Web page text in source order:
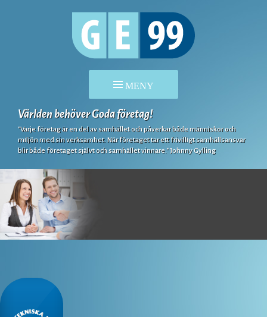
HOPPA
INNEHÅLL
Världen behöver Goda företag!
"Varje företag är en del av samhället och påverkar både människor och
miljön med sin verksamhet. När företaget tar ett frivilligt samhällsansvar
blir både företaget självt och samhället vinnare." Johnny Gylling